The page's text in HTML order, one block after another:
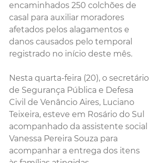
encaminhados 250 colchões de
casal para auxiliar moradores
afetados pelos alagamentos e
danos causados pelo temporal
registrado no início deste mês.
Nesta quarta-feira (20), o secretário
de Segurança Pública e Defesa
Civil de Venâncio Aires, Luciano
Teixeira, esteve em Rosário do Sul
acompanhado da assistente social
Vanessa Pereira Souza para
acompanhar a entrega dos itens